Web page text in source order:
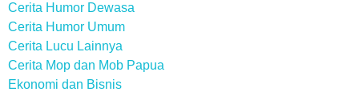
Cerita Humor Dewasa
Cerita Humor Umum
Cerita Lucu Lainnya
Cerita Mop dan Mob Papua
Ekonomi dan Bisnis